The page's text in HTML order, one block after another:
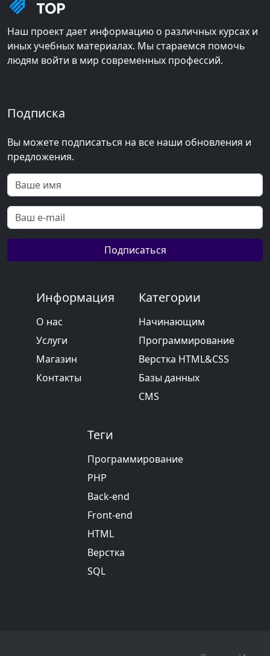
Наш проект дает информацию о различных курсах и
иных учебных материалах. Мы стараемся помочь
людям войти в мир современных профессий.
Подписка
Вы можете подписаться на все наши обновления и
предложения.
Подписаться
Информация
О нас
Услуги
Магазин
Контакты
Категории
Начинающим
Программирование
Верстка HTML&CSS
Базы данных
CMS
Теги
Программирование
PHP
Back-end
Front-end
HTML
Верстка
SQL